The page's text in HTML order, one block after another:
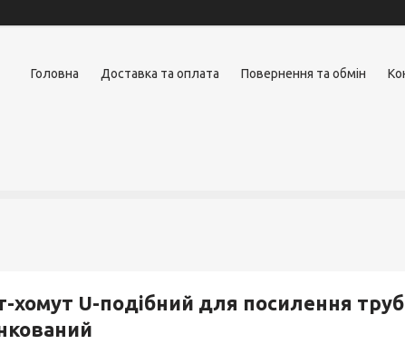
Головна Доставка та оплата Повернення та обмін
хомут U-подібний для посилення